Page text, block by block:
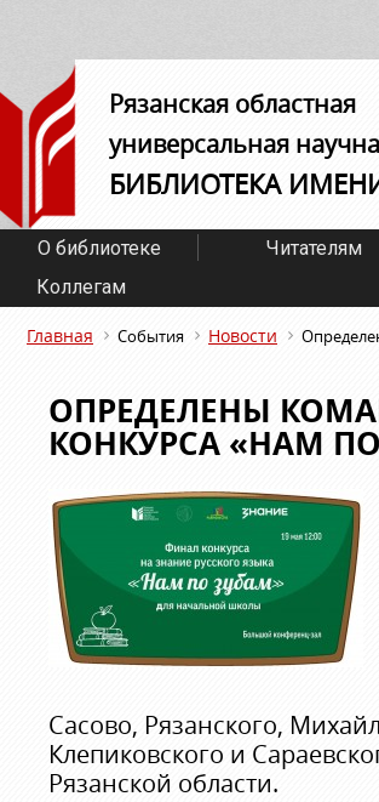
Рязанская областная
универсальная
БИБЛИОТЕКА
О библиотеке Читателям
Коллегам
Главная События Новости
ОПРЕДЕЛЕНЫ
КОНКУРСА «НАМ
Сасово, Рязанского,
Клепиковского и
Рязанской области.